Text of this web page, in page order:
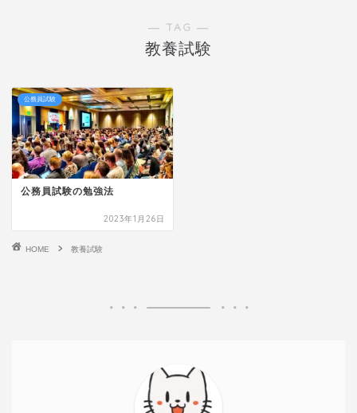
― TAG ―
教養試験
公務員試験
公務員試験の勉強法
2023年1月26日
HOME 教養試験